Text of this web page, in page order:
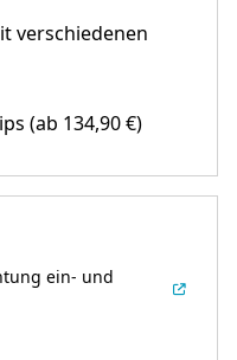
verschiedenen
(ab 134,90 €)
ein- und